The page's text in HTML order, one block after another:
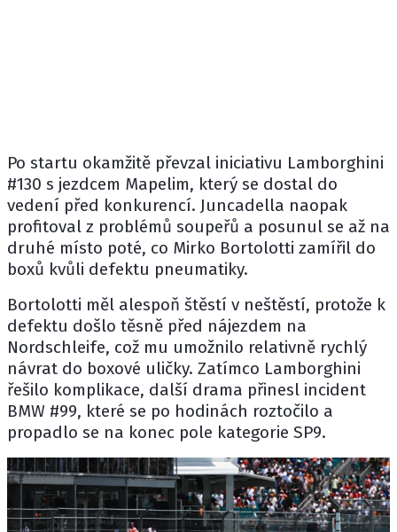
Po startu okamžitě převzal iniciativu Lamborghini
#130 s jezdcem Mapelim, který se dostal do
vedení před konkurencí. Juncadella naopak
profitoval z problémů soupeřů a posunul se až na
druhé místo poté, co Mirko Bortolotti zamířil do
boxů kvůli defektu pneumatiky.
Bortolotti měl alespoň štěstí v neštěstí, protože k
defektu došlo těsně před nájezdem na
Nordschleife, což mu umožnilo relativně rychlý
návrat do boxové uličky. Zatímco Lamborghini
řešilo komplikace, další drama přinesl incident
BMW #99, které se po hodinách roztočilo a
propadlo se na konec pole kategorie SP9.